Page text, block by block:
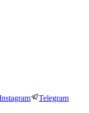
Telegram